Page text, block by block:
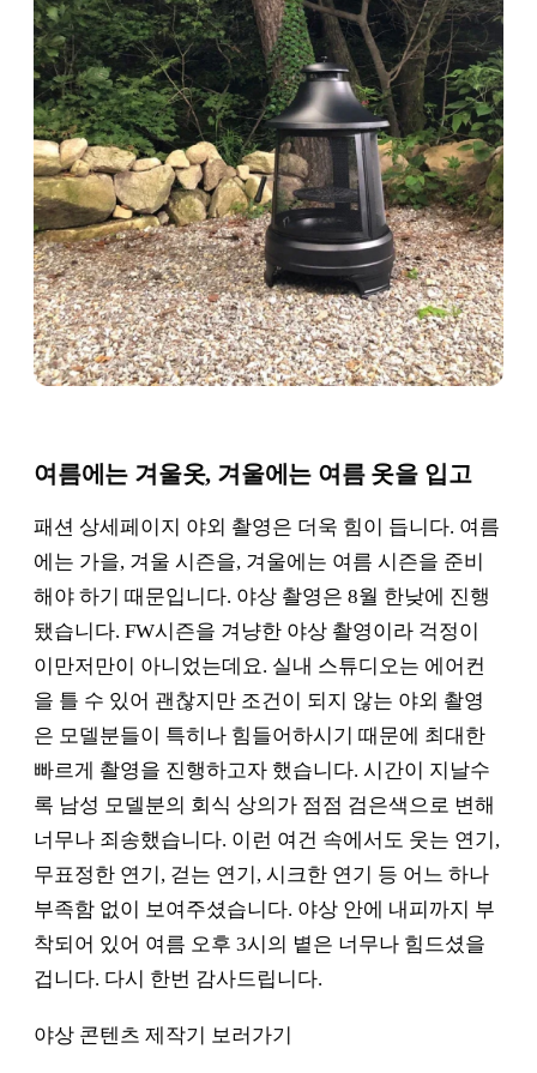
여름에는 겨울옷, 겨울에는 여름 옷을 입고
패션 상세페이지 야외 촬영은 더욱 힘이 듭니다. 여름
에는 가을, 겨울 시즌을, 겨울에는 여름 시즌을 준비
해야 하기 때문입니다. 야상 촬영은 8월 한낮에 진행
됐습니다. FW시즌을 겨냥한 야상 촬영이라 걱정이
이만저만이 아니었는데요. 실내 스튜디오는 에어컨
을 틀 수 있어 괜찮지만 조건이 되지 않는 야외 촬영
은 모델분들이 특히나 힘들어하시기 때문에 최대한
빠르게 촬영을 진행하고자 했습니다. 시간이 지날수
록 남성 모델분의 회식 상의가 점점 검은색으로 변해
너무나 죄송했습니다. 이런 여건 속에서도 웃는 연기,
무표정한 연기, 걷는 연기, 시크한 연기 등 어느 하나
부족함 없이 보여주셨습니다. 야상 안에 내피까지 부
착되어 있어 여름 오후 3시의 볕은 너무나 힘드셨을
겁니다. 다시 한번 감사드립니다.
야상 콘텐츠 제작기 보러가기